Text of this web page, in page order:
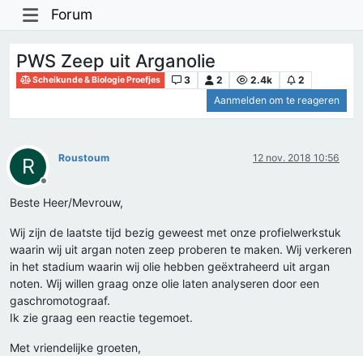
Forum
PWS Zeep uit Arganolie
Scheikunde & Biologie Proefjes 3 2 2.4k
2
Aanmelden om te reageren
R
Offline
Roustoum 12 nov. 2018 10:56
Beste Heer/Mevrouw,
Wij zijn de laatste tijd bezig geweest met onze profielwerkstuk
waarin wij uit argan noten zeep proberen te maken. Wij verkeren
in het stadium waarin wij olie hebben geëxtraheerd uit argan
noten. Wij willen graag onze olie laten analyseren door een
gaschromotograaf.
Ik zie graag een reactie tegemoet.
Met vriendelijke groeten,